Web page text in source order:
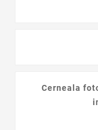
Cerneala